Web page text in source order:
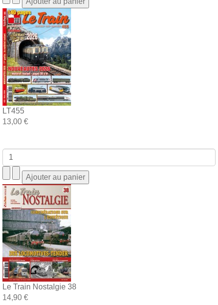
LT455
13,00 €
Le Train Nostalgie 38
14,90 €